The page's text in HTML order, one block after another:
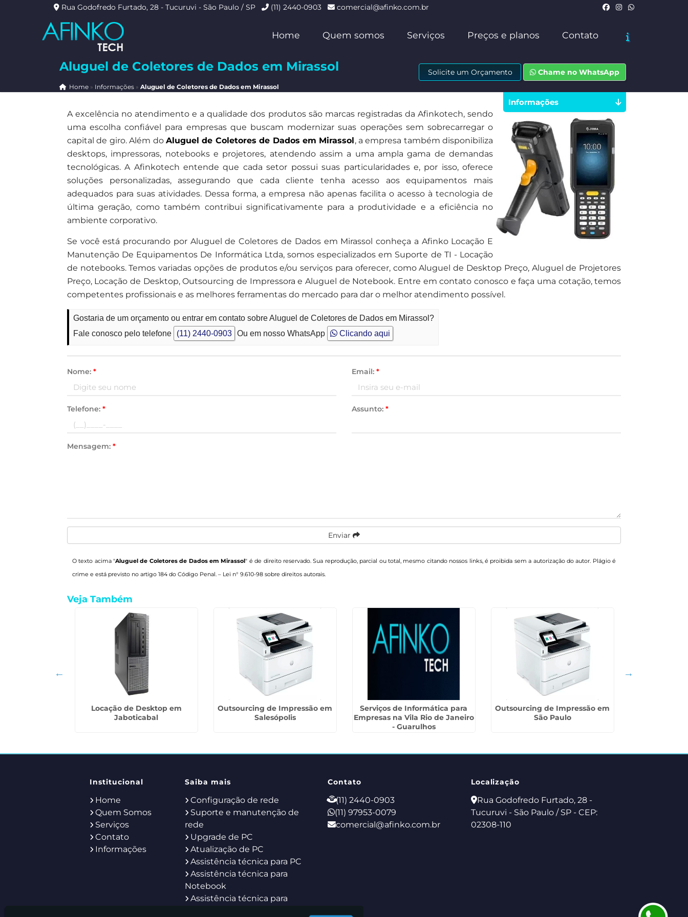
Rua Godofredo Furtado, 28 - Tucuruvi - São Paulo / SP (11) 2440-0903 comercial@afinko.com.br
Home Quem somos Serviços Preços e planos Contato
Aluguel de Coletores de Dados em Mirassol
Home» Informações » Aluguel de Coletores de Dados em Mirassol
Solicite um Orçamento Chame no WhatsApp
A excelência no atendimento e a qualidade dos produtos são marcas registradas da Afinkotech, sendo
uma escolha confiável para empresas que buscam modernizar suas operações sem sobrecarregar o
capital de giro. Além do Aluguel de Coletores de Dados em Mirassol, a empresa também disponibiliza
desktops, impressoras, notebooks e projetores, atendendo assim a uma ampla gama de demandas
tecnológicas. A Afinkotech entende que cada setor possui suas particularidades e, por isso, oferece
soluções personalizadas, assegurando que cada cliente tenha acesso aos equipamentos mais
adequados para suas atividades. Dessa forma, a empresa não apenas facilita o acesso à tecnologia de
última geração, como também contribui significativamente para a produtividade e a eficiência no
ambiente corporativo.
Se você está procurando por Aluguel de Coletores de Dados em Mirassol conheça a Afinko Locação E
Manutenção De Equipamentos De Informática Ltda, somos especializados em Suporte de TI - Locação
de notebooks. Temos variadas opções de produtos e/ou serviços para oferecer, como Aluguel de Desktop Preço, Aluguel de Projetores
Preço, Locação de Desktop, Outsourcing de Impressora e Aluguel de Notebook. Entre em contato conosco e faça uma cotação, temos
competentes profissionais e as melhores ferramentas do mercado para dar o melhor atendimento possível.
Gostaria de um orçamento ou entrar em contato sobre Aluguel de Coletores de Dados em Mirassol?
Fale conosco pelo telefone
(11) 2440-0903 Ou em nosso WhatsApp Clicando aqui
Nome: * Email: *
Telefone: * Assunto: *
Mensagem: *
Enviar
O texto acima "Aluguel de Coletores de Dados em Mirassol" é de direito reservado. Sua reprodução, parcial ou total, mesmo citando nossos links, é proibida sem a autorização do autor. Plágio é
crime e está previsto no artigo 184 do Código Penal. – Lei n° 9.610-98 sobre direitos autorais.
Informações
Veja Também
Locação de Desktop em
Jaboticabal
Outsourcing de Impressão em
Salesópolis
Serviços de Informática para
Empresas na Vila Rio de Janeiro
- Guarulhos
Outsourcing de Impressão em
São Paulo
Institucional
Home
Quem Somos
Serviços
Contato
Informações
Saiba mais
Configuração de rede
Suporte e manutenção de
rede
Upgrade de PC
Atualização de PC
Assistência técnica para PC
Assistência técnica para
Notebook
Assistência técnica para
Contato
(11) 2440-0903
(11) 97953-0079
comercial@afinko.com.br
Localização
Rua Godofredo Furtado, 28 -
Tucuruvi - São Paulo / SP - CEP:
02308-110